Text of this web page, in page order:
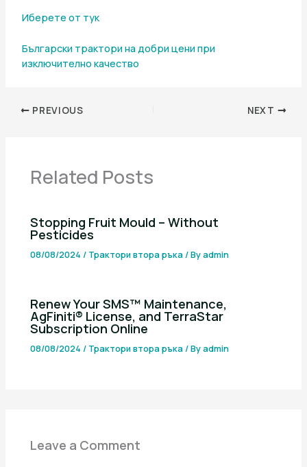
Иберете от тук
Български трактори на добри цени при
изключително качество
PREVIOUS NEXT
Related Posts
Stopping Fruit Mould – Without
Pesticides
08/08/2024/ Трактори втора ръка/ Byadmin
Renew Your SMS™ Maintenance,
AgFiniti® License, and TerraStar
Subscription Online
08/08/2024/ Трактори втора ръка/ Byadmin
Leave a Comment